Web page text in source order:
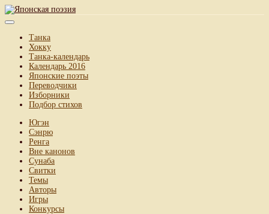
Танка
Хокку
Танка-календарь
Календарь 2016
Японские поэты
Переводчики
Изборники
Подбор стихов
Югэн
Сэнрю
Ренга
Вне канонов
Сунаба
Свитки
Темы
Авторы
Игры
Конкурсы